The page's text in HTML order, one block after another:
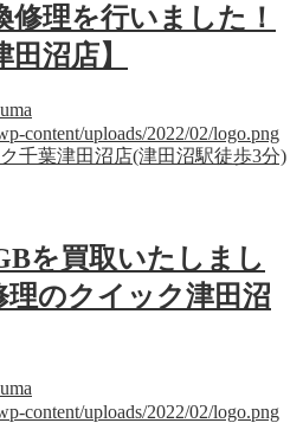
修理を行いました！
沼店】
content/uploads/2022/02/logo.png
千葉津田沼店(津田沼駅徒歩3分)
を買取いたしまし
のクイック津田沼
content/uploads/2022/02/logo.png